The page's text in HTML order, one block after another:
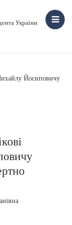
України
Йосиповичу